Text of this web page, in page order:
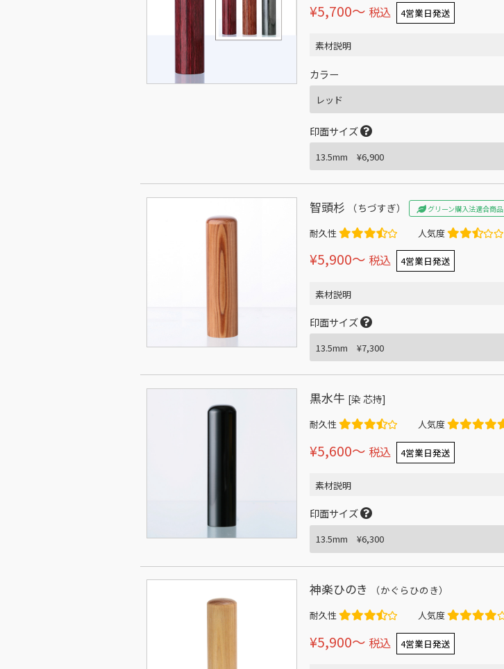
¥5,700〜 税込 4営業日発送
素材説明
カラー
印面サイズ
智頭杉 （ちづすぎ） グリーン購入法適合商品
耐久性 人気度
¥5,900〜 税込 4営業日発送
素材説明
印面サイズ
黒水牛 [染 芯持]
耐久性 人気度
¥5,600〜 税込 4営業日発送
素材説明
印面サイズ
神楽ひのき （かぐらひのき）
耐久性 人気度
¥5,900〜 税込 4営業日発送